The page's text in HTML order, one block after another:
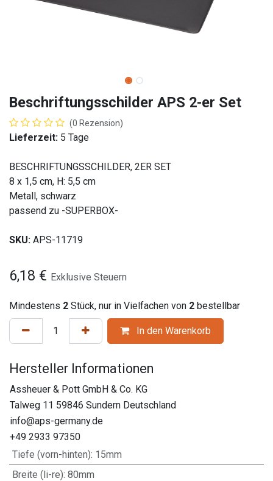
Beschriftungsschilder APS 2-er Set
(0 Rezension)
Lieferzeit: 5 Tage
BESCHRIFTUNGSSCHILDER, 2ER SET
8 x 1,5 cm, H: 5,5 cm
Metall, schwarz
passend zu -SUPERBOX-
SKU: APS-11719
6,18 € Exklusive Steuern
Mindestens 2 Stück, nur in Vielfachen von 2 bestellbar
In den Warenkorb
Hersteller Informationen
Assheuer & Pott GmbH & Co. KG
Talweg 11 59846 Sundern Deutschland
info@aps-germany.de
+49 2933 97350
Tiefe (vorn-hinten): 15mm
Breite (li-re): 80mm